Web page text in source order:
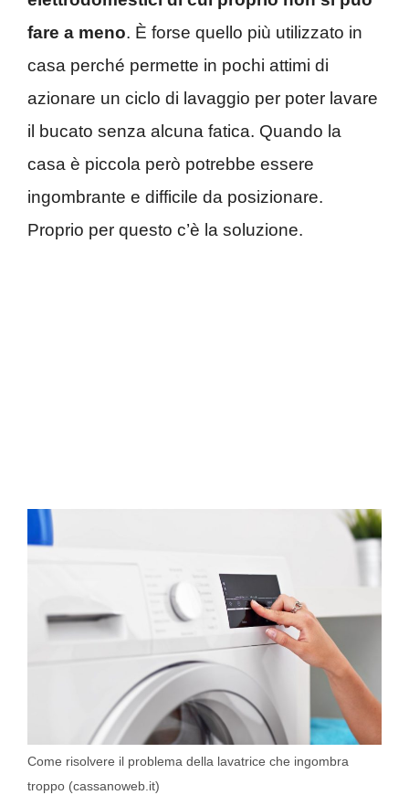
fare a meno. È forse quello più utilizzato in
casa perché permette in pochi attimi di
azionare un ciclo di lavaggio per poter lavare
il bucato senza alcuna fatica. Quando la
casa è piccola però potrebbe essere
ingombrante e difficile da posizionare.
Proprio per questo c’è la soluzione.
Come risolvere il problema della lavatrice che ingombra
troppo (cassanoweb.it)